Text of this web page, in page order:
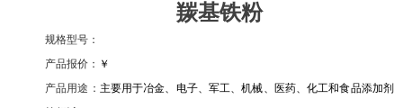
羰基铁粉
规格型号：
产品报价： ￥
产品用途： 主要用于冶金、电子、军工、机械、医药、化工和食品添加剂